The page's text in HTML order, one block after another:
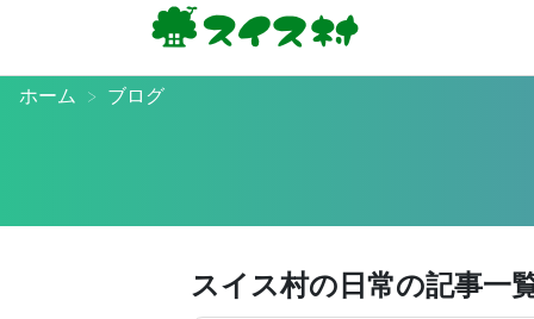
ホーム ブログ
スイス村の日常の記事一